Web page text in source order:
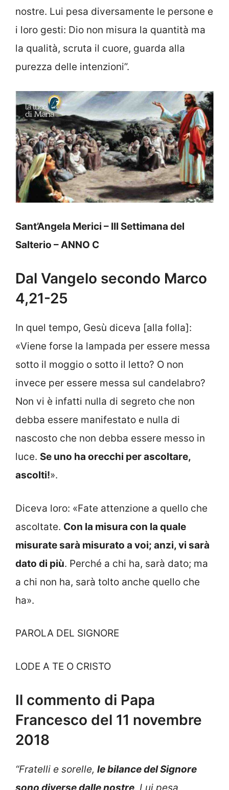
nostre. Lui pesa diversamente le persone e
i loro gesti: Dio non misura la quantità ma
la qualità, scruta il cuore, guarda alla
purezza delle intenzioni”.
Sant’Angela Merici – III Settimana del
Salterio – ANNO C
Dal Vangelo secondo Marco
4,21-25
In quel tempo, Gesù diceva [alla folla]:
«Viene forse la lampada per essere messa
sotto il moggio o sotto il letto? O non
invece per essere messa sul candelabro?
Non vi è infatti nulla di segreto che non
debba essere manifestato e nulla di
nascosto che non debba essere messo in
luce. Se uno ha orecchi per ascoltare,
ascolti!».
Diceva loro: «Fate attenzione a quello che
ascoltate. Con la misura con la quale
misurate sarà misurato a voi; anzi, vi sarà
dato di più. Perché a chi ha, sarà dato; ma
a chi non ha, sarà tolto anche quello che
ha».
PAROLA DEL SIGNORE
LODE A TE O CRISTO
Il commento di Papa
Francesco del 11 novembre
2018
“Fratelli e sorelle, le bilance del Signore